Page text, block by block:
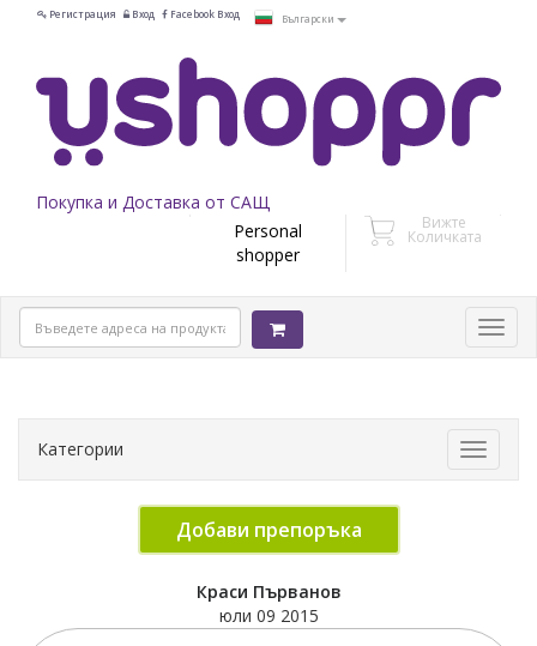
Регистрация Вход Facebook Вход Български
Покупка и Доставка от САЩ
Personal
shopper
Вижте
Количката
Toggle
Категории
Добави препоръка
Краси Първанов
юли 09 2015